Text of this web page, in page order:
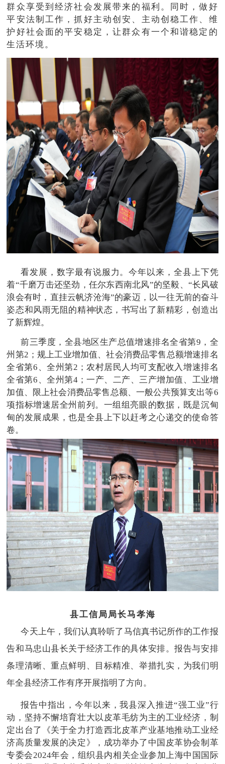
群众享受到经济社会发展带来的福利。同时，做好
平安法制工作，抓好主动创安、主动创稳工作、维
护好社会面的平安稳定，让群众有一个和谐稳定的
生活环境。
看发展，数字最有说服力。今年以来，全县上下凭
着“千磨万击还坚劲，任尔东西南北风”的坚毅、“长风破
浪会有时，直挂云帆济沧海”的豪迈，以一往无前的奋斗
姿态和风雨无阻的精神状态，书写出了新精彩，创造出
了新辉煌。
前三季度，全县地区生产总值增速排名全省第9，全
州第2；规上工业增加值、社会消费品零售总额增速排名
全省第6、全州第2；农村居民人均可支配收入增速排名
全省第6、全州第4；一产、二产、三产增加值、工业增
加值、限上社会消费品零售总额、一般公共预算支出等6
项指标增速居全州前列。一组组亮眼的数据，既是沉甸
甸的发展成果，也是全县上下以赶考之心递交的使命答
卷。
县工信局局长马孝海
今天上午，我们认真聆听了马信真书记所作的工作报
告和马忠山县长关于经济工作的具体安排。报告与安排
条理清晰、重点鲜明、目标精准、举措扎实，为我们明
年全县经济工作有序开展指明了方向。
报告中指出，今年以来，我县深入推进“强工业”行
动，坚持不懈培育壮大以皮革毛纺为主的工业经济，制
定出台了《关于全力打造西北皮革产业基地推动工业经
济高质量发展的决定》，成功举办了中国皮革协会制革
专委会2024年会，组织县内相关企业参加上海中国国际